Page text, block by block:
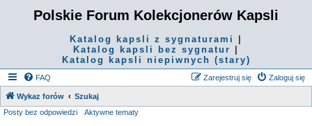
Polskie Forum Kolekcjonerów Kapsli
Katalog kapsli z sygnaturami
Katalog kapsli bez sygnatur
Katalog kapsli niepiwnych (stary)
FAQ Zaloguj się
Zarejestruj się
Wykaz forów
Szukaj
Posty bez odpowiedzi
Aktywne tematy